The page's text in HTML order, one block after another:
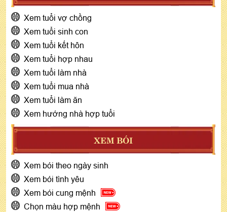
Xem tuổi vợ chồng
Xem tuổi sinh con
Xem tuổi kết hôn
Xem tuổi hợp nhau
Xem tuổi làm nhà
Xem tuổi mua nhà
Xem tuổi làm ăn
Xem hướng nhà hợp tuổi
XEM BÓI
Xem bói theo ngày sinh
Xem bói tình yêu
Xem bói cung mệnh
Chọn màu hợp mệnh